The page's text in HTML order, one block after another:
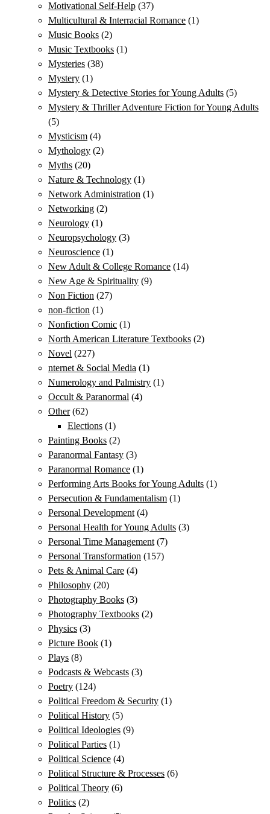
Motivational Self-Help (37)
Multicultural & Interracial Romance (1)
Music Books (2)
Music Textbooks (1)
Mysteries (38)
Mystery (1)
Mystery & Detective Stories for Young Adults (5)
Mystery & Thriller Adventure Fiction for Young Adults
(5)
Mysticism (4)
Mythology (2)
Myths (20)
Nature & Technology (1)
Network Administration (1)
Networking (2)
Neurology (1)
Neuropsychology (3)
Neuroscience (1)
New Adult & College Romance (14)
New Age & Spirituality (9)
Non Fiction (27)
non-fiction (1)
Nonfiction Comic (1)
North American Literature Textbooks (2)
Novel (227)
nternet & Social Media (1)
Numerology and Palmistry (1)
Occult & Paranormal (4)
Other (62)
Elections (1)
Painting Books (2)
Paranormal Fantasy (3)
Paranormal Romance (1)
Performing Arts Books for Young Adults (1)
Persecution & Fundamentalism (1)
Personal Development (4)
Personal Health for Young Adults (3)
Personal Time Management (7)
Personal Transformation (157)
Pets & Animal Care (4)
Philosophy (20)
Photography Books (3)
Photography Textbooks (2)
Physics (3)
Picture Book (1)
Plays (8)
Podcasts & Webcasts (3)
Poetry (124)
Political Freedom & Security (1)
Political History (5)
Political Ideologies (9)
Political Parties (1)
Political Science (4)
Political Structure & Processes (6)
Political Theory (6)
Politics (2)